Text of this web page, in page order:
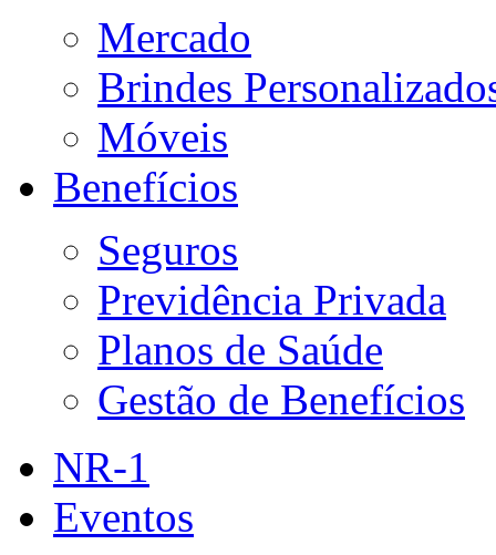
Mercado
Brindes
Móveis
Benefícios
Seguros
Previdência Privada
Planos de Saúde
Gestão de Benefícios
NR-1
Eventos